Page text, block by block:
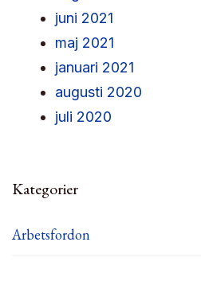
juni 2021
maj 2021
januari 2021
augusti 2020
juli 2020
Kategorier
Arbetsfordon